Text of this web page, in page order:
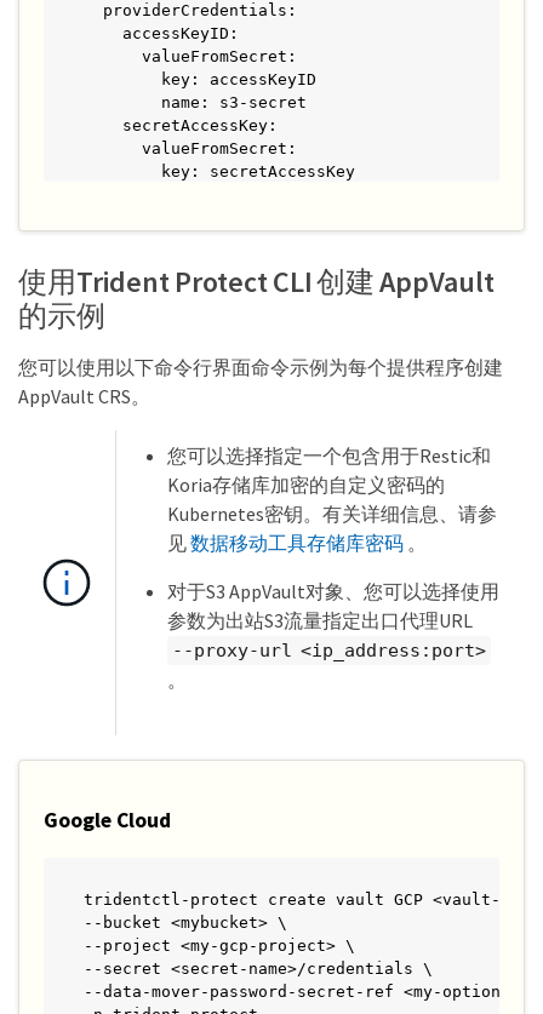
  providerCredentials:
    accessKeyID:
      valueFromSecret:
        key: accessKeyID
        name: s3-secret
    secretAccessKey:
      valueFromSecret:
        key: secretAccessKey
使用Trident Protect CLI 创建 AppVault
的示例
您可以使用以下命令行界面命令示例为每个提供程序创建
AppVault CRS。
您可以选择指定一个包含用于Restic和
Koria存储库加密的自定义密码的
Kubernetes密钥。有关详细信息、请参
见数据移动工具存储库密码 。
对于S3 AppVault对象、您可以选择使用
参数为出站S3流量指定出口代理URL
--proxy-url <ip_address:port>
。
Google Cloud
tridentctl-protect create vault GCP <vault-
--bucket <mybucket> \
--project <my-gcp-project> \
--secret <secret-name>/credentials \
--data-mover-password-secret-ref <my-optional-